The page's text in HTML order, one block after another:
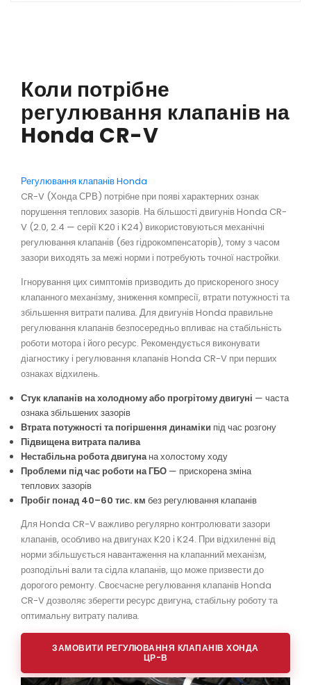
Коли потрібне
регулювання клапанів на
Honda CR-V
Регулювання клапанів Honda
CR-V (Хонда СРВ) потрібне при появі характерних ознак
порушення теплових зазорів. На більшості двигунів Honda CR-
V (2.0, 2.4 — серії K20 і K24) використовуються механічні
регулювання клапанів (без гідрокомпенсаторів), тому з часом
зазори виходять за межі норми і потребують точної настройки.
Ігнорування цих симптомів призводить до прискореного зносу
клапанного механізму, зниження компресії, втрати потужності та
збільшення витрати палива. Для двигунів Honda правильне
регулювання клапанів безпосередньо впливає на стабільність
роботи мотора і його ресурс. Рекомендується виконувати
діагностику і регулювання клапанів Honda CR-V при перших
ознаках відхилень.
Стук клапанів на холодному або прогрітому двигуні — часта
ознака збільшених зазорів
Втрата потужності та погіршення динаміки під час розгону
Підвищена витрата палива
Нестабільна робота двигунана холостому ходу
Проблеми під час роботи на ГБО — прискорена зміна
теплових зазорів
Пробіг понад 40–60 тис. км без регулювання клапанів
Для Honda CR-V важливо регулярно контролювати зазори
клапанів, особливо на двигунах K20 і K24. При відхиленні від
норми збільшується навантаження на клапанний механізм,
розподільні вали та сідла клапанів, що може призвести до
дорогого ремонту. Своєчасне регулювання клапанів Honda
CR-V дозволяє зберегти ресурс двигуна, стабільну роботу та
оптимальну витрату палива.
ЗАМОВИТИ РЕГУЛЮВАННЯ КЛАПАНІВ ХОНДА
ЦР-В